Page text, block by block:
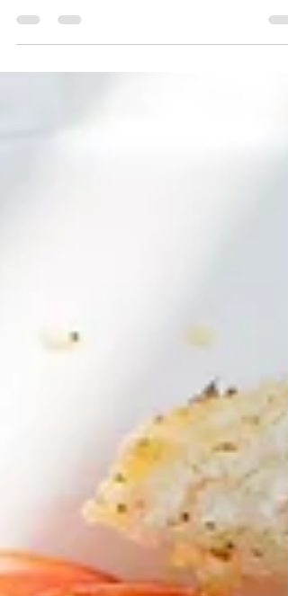
Je vous en dis plus sur ma formation de cette
pédagogie du comportement alimentaire !